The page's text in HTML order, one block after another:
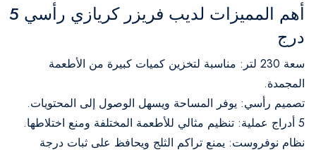
أهم المميزات لديب فريزر كريازي رأسي 5
درج
سعة 230 لتر: مناسبة لتخزين كميات كبيرة من الأطعمة
المجمدة.
تصميم رأسي: يوفر المساحة ويسهل الوصول إلى المحتويات.
5 أدراج عملية: تنظيم مثالي للأطعمة المختلفة ومنع اختلاطها.
نظام نوفروست: يمنع تراكم الثلج ويحافظ على ثبات درجة